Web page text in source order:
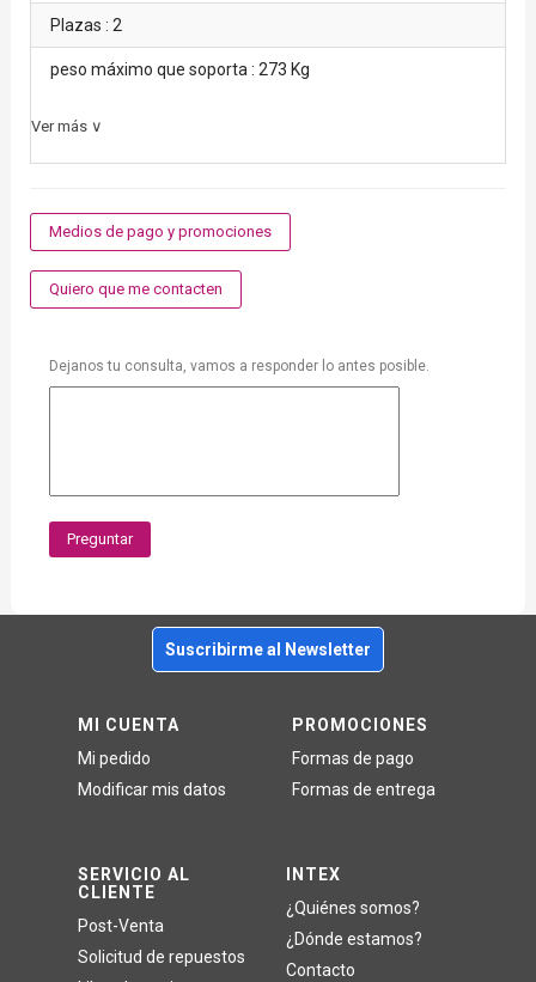
Plazas : 2
peso máximo que soporta : 273 Kg
Ver más ∨
Medios de pago y promociones
Quiero que me contacten
Dejanos tu consulta, vamos a responder lo antes posible.
Preguntar
Suscribirme al Newsletter
MI CUENTA
Mi pedido
Modificar mis datos
SERVICIO AL
CLIENTE
Post-Venta
Solicitud de repuestos
PROMOCIONES
Formas de pago
Formas de entrega
INTEX
¿Quiénes somos?
¿Dónde estamos?
Contacto